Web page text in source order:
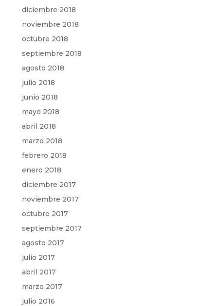
diciembre 2018
noviembre 2018
octubre 2018
septiembre 2018
agosto 2018
julio 2018
junio 2018
mayo 2018
abril 2018
marzo 2018
febrero 2018
enero 2018
diciembre 2017
noviembre 2017
octubre 2017
septiembre 2017
agosto 2017
julio 2017
abril 2017
marzo 2017
julio 2016